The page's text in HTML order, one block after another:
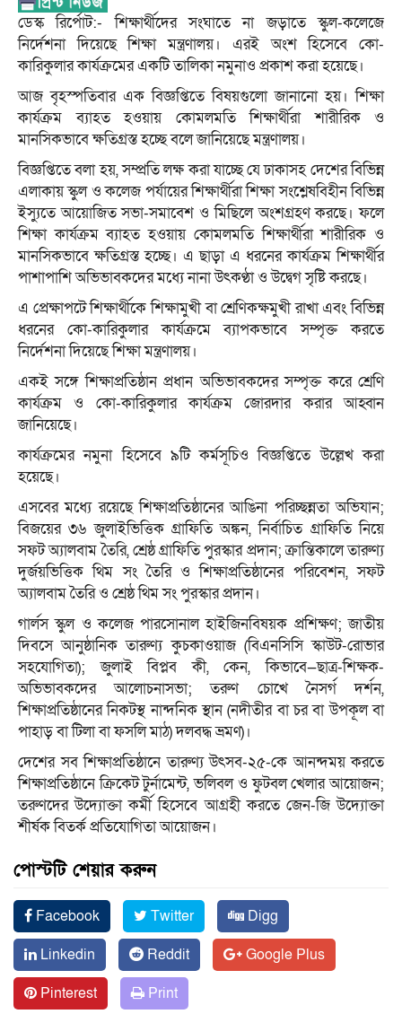
ডেস্ক রির্পোট:- শিক্ষার্থীদের সংঘাতে না জড়াতে স্কুল-কলেজে
নির্দেশনা দিয়েছে শিক্ষা মন্ত্রণালয়। এরই অংশ হিসেবে কো-
কারিকুলার কার্যক্রমের একটি তালিকা নমুনাও প্রকাশ করা হয়েছে।
আজ বৃহস্পতিবার এক বিজ্ঞপ্তিতে বিষয়গুলো জানানো হয়। শিক্ষা
কার্যক্রম ব্যাহত হওয়ায় কোমলমতি শিক্ষার্থীরা শারীরিক ও
মানসিকভাবে ক্ষতিগ্রস্ত হচ্ছে বলে জানিয়েছে মন্ত্রণালয়।
বিজ্ঞপ্তিতে বলা হয়, সম্প্রতি লক্ষ করা যাচ্ছে যে ঢাকাসহ দেশের বিভিন্ন
এলাকায় স্কুল ও কলেজ পর্যায়ের শিক্ষার্থীরা শিক্ষা সংশ্লেষবিহীন বিভিন্ন
ইস্যুতে আয়োজিত সভা-সমাবেশ ও মিছিলে অংশগ্রহণ করছে। ফলে
শিক্ষা কার্যক্রম ব্যাহত হওয়ায় কোমলমতি শিক্ষার্থীরা শারীরিক ও
মানসিকভাবে ক্ষতিগ্রস্ত হচ্ছে। এ ছাড়া এ ধরনের কার্যক্রম শিক্ষার্থীর
পাশাপাশি অভিভাবকদের মধ্যে নানা উৎকণ্ঠা ও উদ্বেগ সৃষ্টি করছে।
এ প্রেক্ষাপটে শিক্ষার্থীকে শিক্ষামুখী বা শ্রেণিকক্ষমুখী রাখা এবং বিভিন্ন
ধরনের কো-কারিকুলার কার্যক্রমে ব্যাপকভাবে সম্পৃক্ত করতে
নির্দেশনা দিয়েছে শিক্ষা মন্ত্রণালয়।
একই সঙ্গে শিক্ষাপ্রতিষ্ঠান প্রধান অভিভাবকদের সম্পৃক্ত করে শ্রেণি
কার্যক্রম ও কো-কারিকুলার কার্যক্রম জোরদার করার আহ্বান
জানিয়েছে।
কার্যক্রমের নমুনা হিসেবে ৯টি কর্মসূচিও বিজ্ঞপ্তিতে উল্লেখ করা
হয়েছে।
এসবের মধ্যে রয়েছে শিক্ষাপ্রতিষ্ঠানের আঙিনা পরিচ্ছন্নতা অভিযান;
বিজয়ের ৩৬ জুলাইভিত্তিক গ্রাফিতি অঙ্কন, নির্বাচিত গ্রাফিতি নিয়ে
সফট অ্যালবাম তৈরি, শ্রেষ্ঠ গ্রাফিতি পুরস্কার প্রদান; ক্রান্তিকালে তারুণ্য
দুর্জয়ভিত্তিক থিম সং তৈরি ও শিক্ষাপ্রতিষ্ঠানের পরিবেশন, সফট
অ্যালবাম তৈরি ও শ্রেষ্ঠ থিম সং পুরস্কার প্রদান।
গার্লস স্কুল ও কলেজ পারসোনাল হাইজিনবিষয়ক প্রশিক্ষণ; জাতীয়
দিবসে আনুষ্ঠানিক তারুণ্য কুচকাওয়াজ (বিএনসিসি স্কাউট-রোভার
সহযোগিতা); জুলাই বিপ্লব কী, কেন, কিভাবে—ছাত্র-শিক্ষক-
অভিভাবকদের আলোচনাসভা; তরুণ চোখে নৈসর্গ দর্শন,
শিক্ষাপ্রতিষ্ঠানের নিকটস্থ নান্দনিক স্থান (নদীতীর বা চর বা উপকূল বা
পাহাড় বা টিলা বা ফসলি মাঠ) দলবদ্ধ ভ্রমণ)।
দেশের সব শিক্ষাপ্রতিষ্ঠানে তারুণ্য উৎসব-২৫-কে আনন্দময় করতে
শিক্ষাপ্রতিষ্ঠানে ক্রিকেট টুর্নামেন্ট, ভলিবল ও ফুটবল খেলার আয়োজন;
তরুণদের উদ্যোক্তা কর্মী হিসেবে আগ্রহী করতে জেন-জি উদ্যোক্তা
শীর্ষক বিতর্ক প্রতিযোগিতা আয়োজন।
পোস্টটি শেয়ার করুন
Facebook Twitter
Digg
Linkedin
Reddit
Google Plus
Pinterest
Print